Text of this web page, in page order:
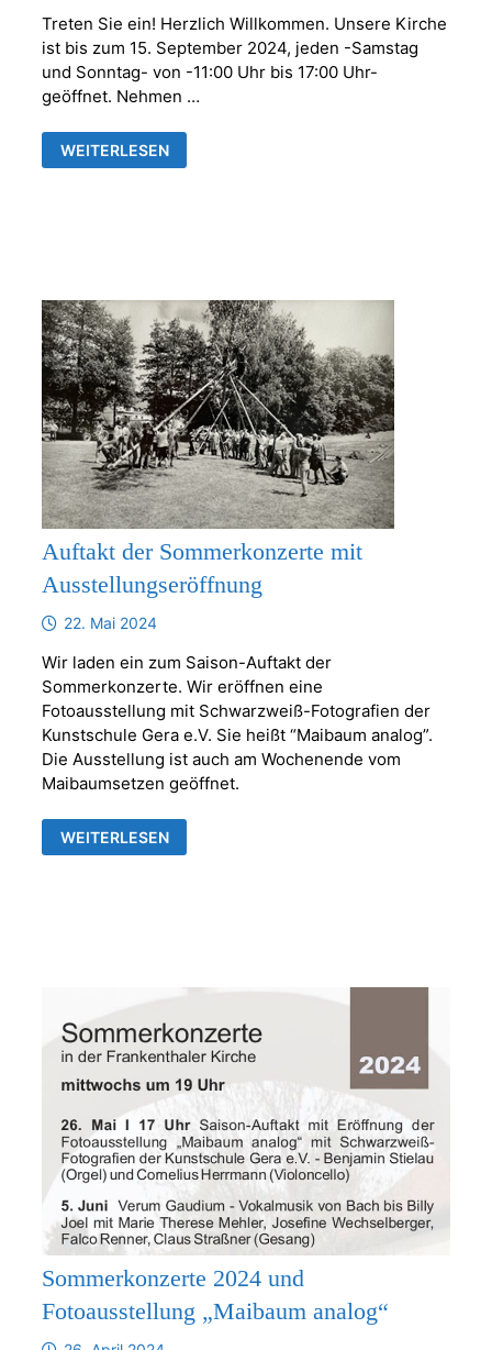
Treten Sie ein! Herzlich Willkommen. Unsere Kirche
ist bis zum 15. September 2024, jeden -Samstag
und Sonntag- von -11:00 Uhr bis 17:00 Uhr-
geöffnet. Nehmen …
OFFENE
KIRCHE
WEITERLESEN
Auftakt der Sommerkonzerte mit
Ausstellungseröffnung
22. Mai 2024
Wir laden ein zum Saison-Auftakt der
Sommerkonzerte. Wir eröffnen eine
Fotoausstellung mit Schwarzweiß-Fotografien der
Kunstschule Gera e.V. Sie heißt “Maibaum analog”.
Die Ausstellung ist auch am Wochenende vom
Maibaumsetzen geöffnet.
AUFTAKT
DER
WEITERLESEN
Sommerkonzerte 2024 und
Fotoausstellung „Maibaum analog“